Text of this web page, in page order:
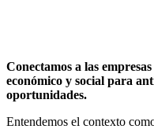
Conectamos a las
económico y social para
oportunidades.
Entendemos el contexto